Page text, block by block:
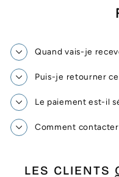
Quand vais-je
Puis-je retourner
Le paiement est-il
Comment
LES CLIENTS